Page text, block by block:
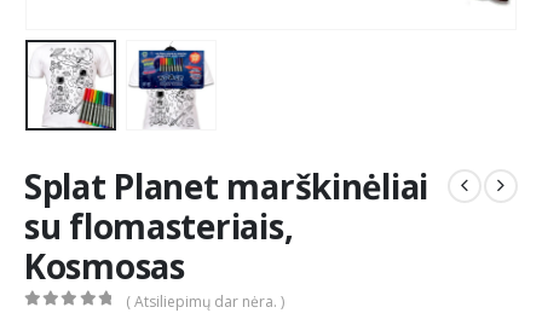
Splat Planet marškinėliai
su flomasteriais,
Kosmosas
( Atsiliepimų dar nėra. )